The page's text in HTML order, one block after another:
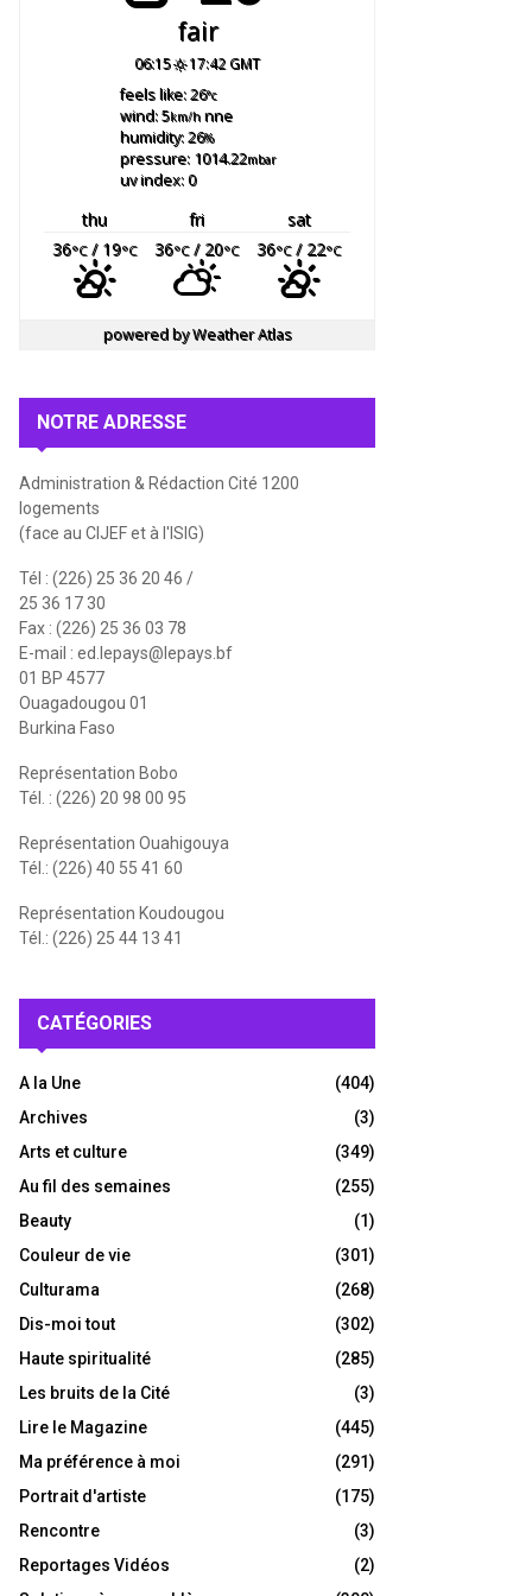
fair
06:15 17:42 GMT
feels like: 26°c
wind: 5km/hnne
humidity: 26%
pressure: 1014.22mbar
uv index: 0
thu fri
sat
36°C/ 19°C 36°C/ 20°C 36°C/ 22°C
powered byWeather Atlas
NOTRE ADRESSE
Administration & Rédaction Cité 1200
logements
(face au CIJEF et à l'ISIG)
Tél : (226) 25 36 20 46 /
25 36 17 30
Fax : (226) 25 36 03 78
E-mail : ed.lepays@lepays.bf
01 BP 4577
Ouagadougou 01
Burkina Faso
Représentation Bobo
Tél. : (226) 20 98 00 95
Représentation Ouahigouya
Tél.: (226) 40 55 41 60
Représentation Koudougou
Tél.: (226) 25 44 13 41
CATÉGORIES
A la Une
(404)
Archives
(3)
Arts et culture
(349)
Au fil des semaines
(255)
Beauty
(1)
Couleur de vie
(301)
Culturama
(268)
Dis-moi tout
(302)
Haute spiritualité
(285)
Les bruits de la Cité
(3)
Lire le Magazine
(445)
Ma préférence à moi
(291)
Portrait d'artiste
(175)
Rencontre
(3)
Reportages Vidéos
(2)